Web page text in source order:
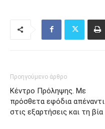
Προηγούμενο άρθρο
Κέντρο Πρόληψης. Με
πρόσθετα εφόδια απέναντι
στις εξαρτήσεις και τη βία